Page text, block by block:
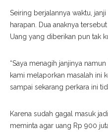
Seiring berjalannya waktu,
harapan. Dua anaknya
Uang yang diberikan pun tak
“Saya menagih janjinya
kami melaporkan masalah ini
sampai sekarang perkara ini
Karena sudah gagal masuk
meminta agar uang Rp 900